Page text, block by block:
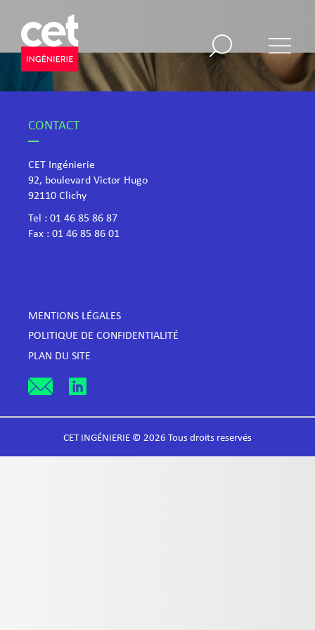
CONTACT
CET Ingénierie
92, boulevard Victor Hugo
​92110 Clichy
Tel : 01 46 85 86 87
Fax : 01 46 85 86 01
MENTIONS LÉGALES
POLITIQUE DE CONFIDENTIALITÉ
PLAN DU SITE
CET INGÉNIERIE © 2026 Tous droits reservés